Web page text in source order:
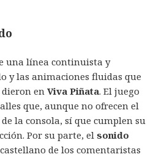
una línea continuista y
y las animaciones fluidas que
dieron enViva Piñata. El juego
que, aunque no ofrecen el
la consola, sí que cumplen su
Por su parte, elsonido
de los comentaristas